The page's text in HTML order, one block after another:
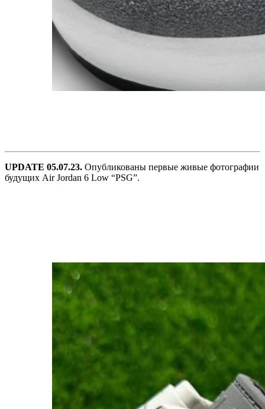
UPDATE 05.07.23. Опубликованы первые живые фотографии
будущих Air Jordan 6 Low “PSG”.